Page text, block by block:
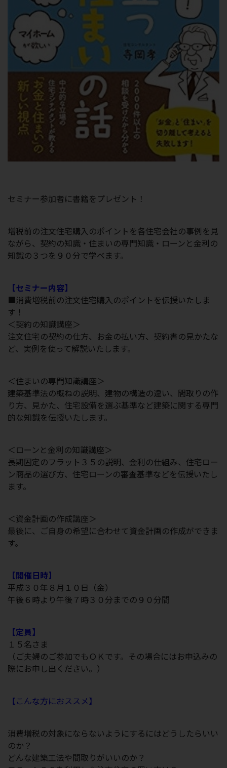
セミナー参加者に書籍をプレゼント！
増税前の注文住宅購入のポイントを各住宅会社の事例を見
ながら、契約の知識・住まいの専門知識・ローンと金利の
知識の３つを９０分で学べます。
【セミナー内容】
■消費増税前の注文住宅購入のポイントを伝授いたしま
す！
＜契約の知識講座＞
注文住宅の契約の仕方、お金の払い方、契約書の見かたな
ど、実例を使って解説いたします。
＜住まいの専門知識講座＞
建築基準法の概ねの説明、建物の構造の違い、間取りの作
り方、見かた、住宅設備を選ぶ基準など建築に関する専門
的な知識を伝授いたします。
＜ローンと金利の知識講座＞
長期固定のフラット３５の説明、金利の仕組み、住宅ロー
ン商品の選び方、住宅ローンの審査基準などを伝授いたし
ます。
＜資金計画の作成講座＞
最後に、ご自身の希望に合わせて資金計画の作成ができま
す。
【開催日時】
平成３０年８月１０日（金）
午後６時より午後７時３０分までの９０分間
【定員】
１５名さま
（ご夫婦のご参加でもＯＫです。その場合にはお申込みの
際にお申し出ください。）
【こんな方におススメ】
消費増税の対象にならないようにするにはどうしたらいい
のか？
どんな建築工法や間取りがいいのか？